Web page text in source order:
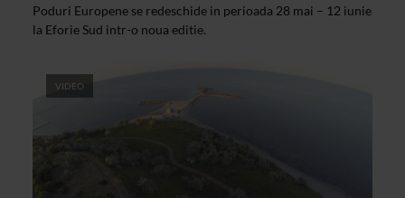
Poduri Europene se redeschide in perioada 28 mai – 12 iunie
la Eforie Sud intr-o noua editie.
VIDEO